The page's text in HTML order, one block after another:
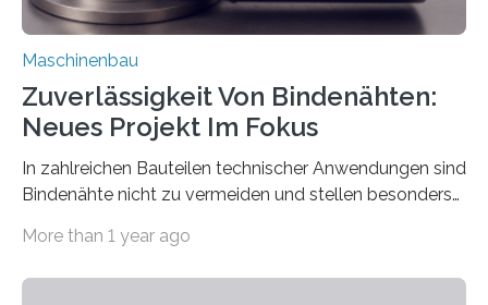
Maschinenbau
Zuverlässigkeit Von Bindenähten:
Neues Projekt Im Fokus
In zahlreichen Bauteilen technischer Anwendungen sind
Bindenähte nicht zu vermeiden und stellen besonders
Matrixmaterials eine große Herausforderung dar.
More than 1 year ago